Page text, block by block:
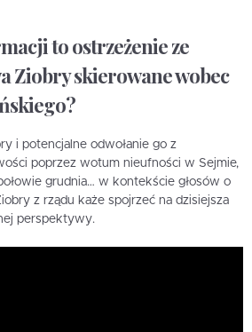
to ostrzeżenie ze
Ziobry skierowane wobec
i potencjalne odwołanie go z
poprzez wotum nieufności w Sejmie,
grudnia… w kontekście głosów o
z rządu każe spojrzeć na dzisiejsza
perspektywy.